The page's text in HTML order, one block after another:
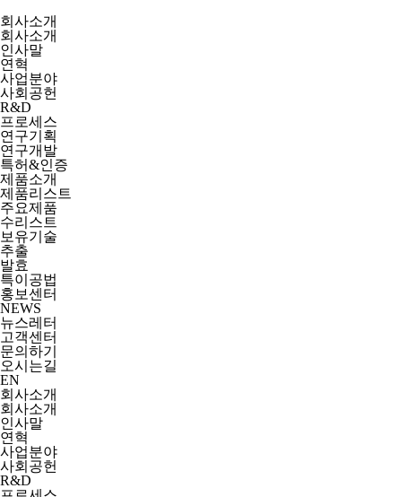
회사소개
회사소개
인사말
연혁
사업분야
사회공헌
R&D
프로세스
연구기획
연구개발
특허&인증
제품소개
제품리스트
주요제품
수리스트
보유기술
추출
발효
특이공법
홍보센터
NEWS
뉴스레터
고객센터
문의하기
오시는길
EN
회사소개
회사소개
인사말
연혁
사업분야
사회공헌
R&D